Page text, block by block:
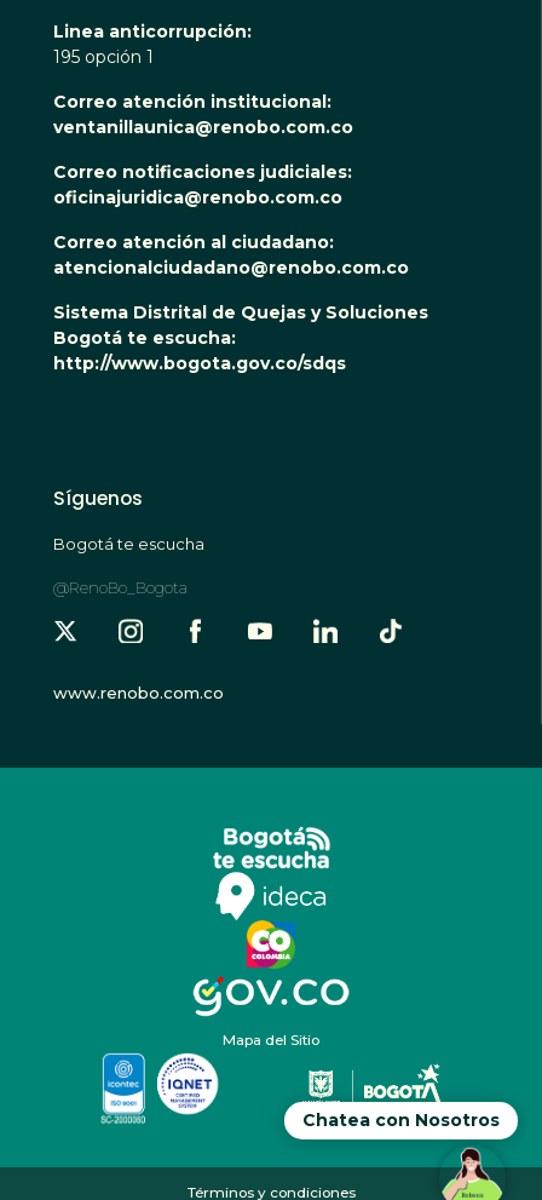
Chatea con Nosotros
Linea anticorrupción:
195 opción 1
Correo atención institucional:
ventanillaunica@renobo.com.co
Correo notificaciones judiciales:
oficinajuridica@renobo.com.co
Correo atención al ciudadano:
atencionalciudadano@renobo.com.co
Sistema Distrital de Quejas y Soluciones
Bogotá te escucha:
http://www.bogota.gov.co/sdqs
Síguenos
Bogotá te escucha
@RenoBo_Bogota
www.renobo.com.co
Mapa del Sitio
Términos y condiciones